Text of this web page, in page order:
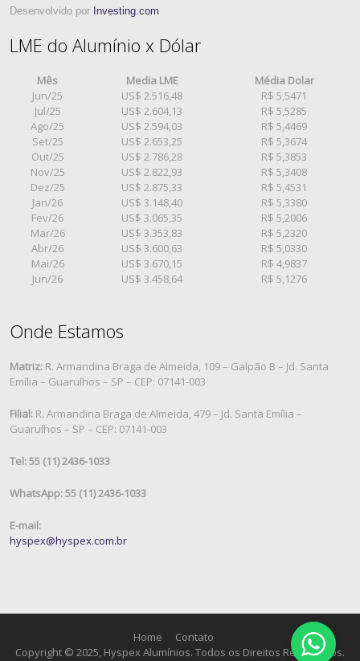
Desenvolvido por Investing.com
LME do Alumínio x Dólar
Mês Media LME
Média Dolar
Jun/25
US$ 2.516,48
R$ 5,5471
Jul/25
US$ 2.604,13
R$ 5,5285
Ago/25
US$ 2.594,03
R$ 5,4469
Set/25
US$ 2.653,25
R$ 5,3674
Out/25
US$ 2.786,28
R$ 5,3853
Nov/25
US$ 2.822,93
R$ 5,3408
Dez/25
US$ 2.875,33
R$ 5,4531
Jan/26
US$ 3.148,40
R$ 5,3380
Fev/26
US$ 3.065,35
R$ 5,2006
Mar/26
US$ 3.353,83
R$ 5,2320
Abr/26
US$ 3.600,63
R$ 5,0330
Mai/26
US$ 3.670,15
R$ 4,9837
Jun/26
US$ 3.458,64 R$ 5,1276
Onde Estamos
Matriz: R. Armandina Braga de Almeida, 109 – Galpão B – Jd. Santa
Emília – Guarulhos – SP – CEP: 07141-003
Filial: R. Armandina Braga de Almeida, 479 – Jd. Santa Emília –
Guarulhos – SP – CEP: 07141-003
Tel: 55 (11) 2436-1033
WhatsApp: 55 (11) 2436-1033
E-mail:
hyspex@hyspex.com.br
Home
Contato
Copyright © 2025, Hyspex Alumínios. Todos os Direitos Reservados.